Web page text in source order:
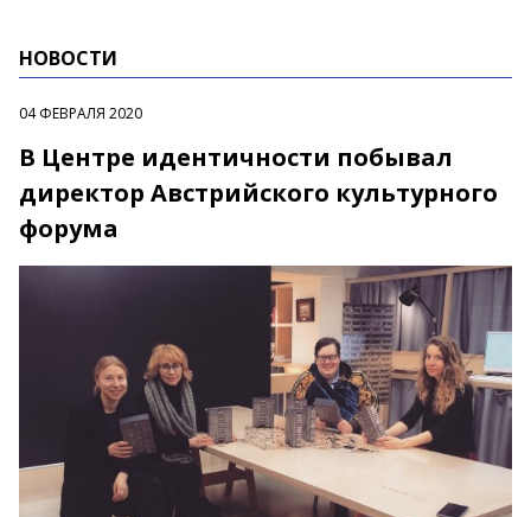
НОВОСТИ
04 ФЕВРАЛЯ 2020
В Центре идентичности побывал
директор Австрийского культурного
форума